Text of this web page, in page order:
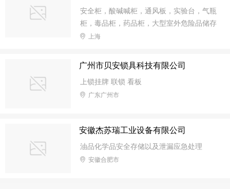
安全柜，酸碱喊柜，通风板，实验台，气瓶
柜，毒品柜，药品柜，大型室外危险品储存
柜等实验室家具，包括规划设计、选材、生
解决方案的提供者
上海
广州市贝安锁具科技有限公司
上锁挂牌 联锁 看板
广东广州市
安徽杰苏瑞工业设备有限公司
油品化学品安全存储以及泄漏应急处理
安徽合肥市